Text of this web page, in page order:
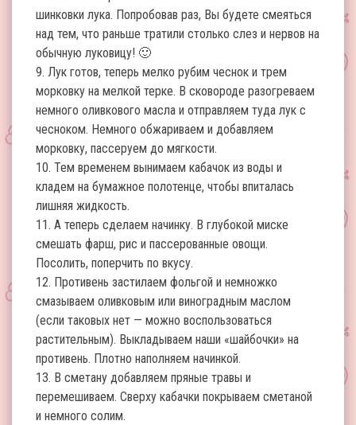
шинковки лука. Попробовав раз, Вы будете смеяться
над тем, что раньше тратили столько слез и нервов на
обычную луковицу! 🙂
9. Лук готов, теперь мелко рубим чеснок и трем
морковку на мелкой терке. В сковороде разогреваем
немного оливкового масла и отправляем туда лук с
чесноком. Немного обжариваем и добавляем
морковку, пассеруем до мягкости.
10. Тем временем вынимаем кабачок из воды и
кладем на бумажное полотенце, чтобы впиталась
лишняя жидкость.
11. А теперь сделаем начинку. В глубокой миске
смешать фарш, рис и пассерованные овощи.
Посолить, поперчить по вкусу.
12. Противень застилаем фольгой и немножко
смазываем оливковым или виноградным маслом
(если таковых нет — можно воспользоваться
растительным). Выкладываем наши «шайбочки» на
противень. Плотно наполняем начинкой.
13. В сметану добавляем пряные травы и
перемешиваем. Сверху кабачки покрываем сметаной
и немного солим.